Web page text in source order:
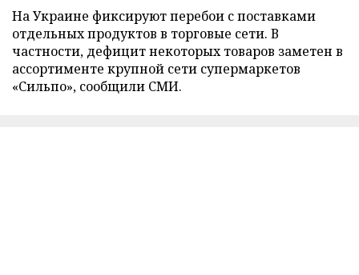
На Украине фиксируют перебои с поставками
отдельных продуктов в торговые сети. В
частности, дефицит некоторых товаров заметен в
ассортименте крупной сети супермаркетов
«Сильпо», сообщили СМИ.